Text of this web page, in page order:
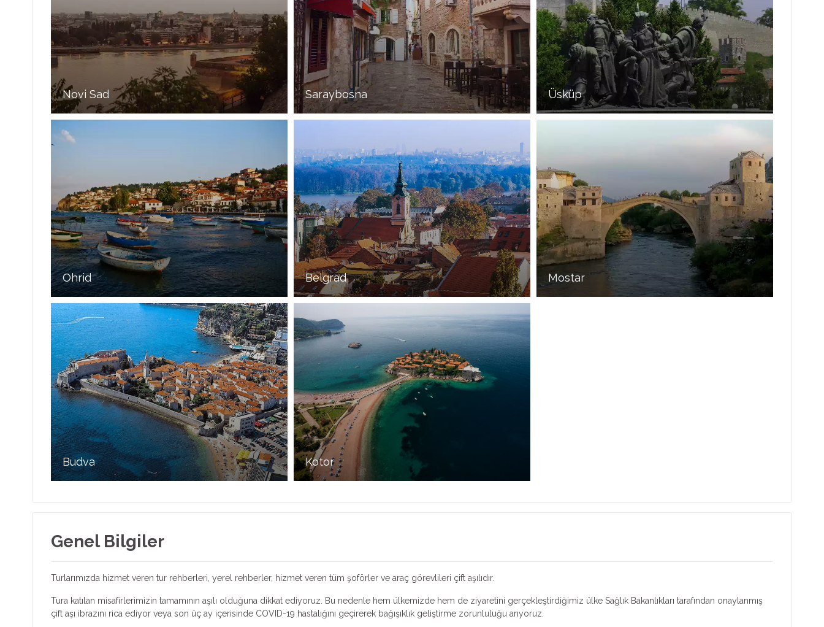
Novi Sad Saraybosna Üsküp
Ohrid Belgrad Mostar
Budva Kotor
Küçük fakat barındırdığı tarihi ve mimari eserler açısından
Genel Bilgiler
Turlarımızda hizmet veren tur rehberleri, yerel rehberler, hizmet veren tüm şoförler ve araç görevlileri çift aşılıdır.
Tura katılan misafirlerimizin tamamının aşılı olduğuna dikkat ediyoruz. Bu nedenle hem ülkemizde hem de ziyaretini gerçekleştirdiğimiz ülke Sağlık Bakanlıkları tarafından onaylanmış
çift aşı ibrazını rica ediyor veya son üç ay içerisinde COVID-19 hastalığını geçirerek bağışıklık geliştirme zorunluluğu arıyoruz.